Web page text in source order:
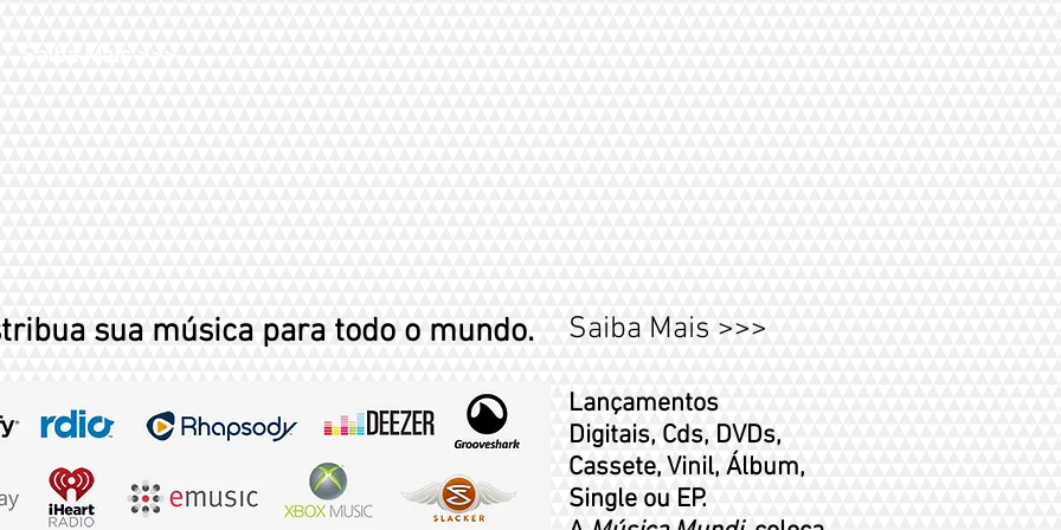
sua música para todo o mundo. Saiba Mais >>>
Lançamentos
Digitais, Cds, DVDs,
Cassete, Vinil, Álbum,
Single ou EP.